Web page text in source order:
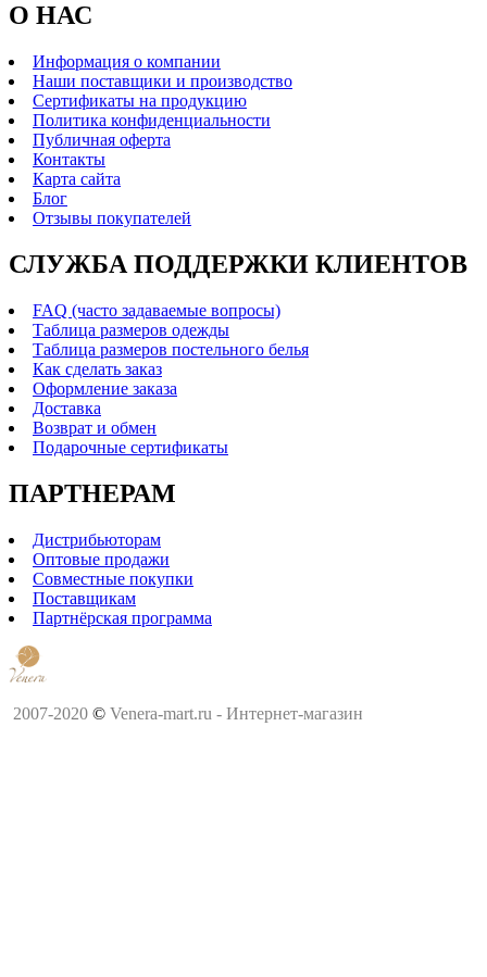
О НАС
Информация о компании
Наши поставщики и производство
Сертификаты на продукцию
Политика конфиденциальности
Публичная оферта
Контакты
Карта сайта
Блог
Отзывы покупателей
СЛУЖБА ПОДДЕРЖКИ КЛИЕНТОВ
FAQ (часто задаваемые вопросы)
Таблица размеров одежды
Таблица размеров постельного белья
Как сделать заказ
Оформление заказа
Доставка
Возврат и обмен
Подарочные сертификаты
ПАРТНЕРАМ
Дистрибьюторам
Оптовые продажи
Совместные покупки
Поставщикам
Партнёрская программа
2007-2020 © Venera-mart.ru - Интернет-магазин